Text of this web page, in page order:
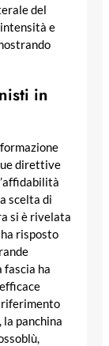
del
e
in
direttive
scelta di
si è rivelata
risposto
fascia ha
riferimento
panchina